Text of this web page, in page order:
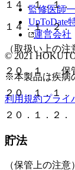
１４．１．１
１４．１．２
（取扱い上の注
２０．１． 保
２０．１．１．
２０．１．２
貯法
（保管上の注意）
監修医師
UpToDate
運営会社
© 2021
※本製品は疾病
利用規約プライ